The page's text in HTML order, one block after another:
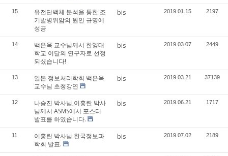
15
유전단백체 분석을 통한 조
기발병위암의 원인 규명에
성공
bis 2019.01.15 2197
14
백은옥 교수님께서 한양대
학교 이달의 연구자로 선정
되셨습니다!
bis 2019.03.07 2449
13
일본 정보처리학회 백은옥
교수님 초청강연
bis 2019.03.21 37139
12
나승진 박사님,이홍란 박사
님께서 ASMS에서 포스터
발표를 하였습니다.
bis 2019.06.21 1717
11
이홍란 박사님 한국정보과
학회 발표.
bis 2019.07.02 2189